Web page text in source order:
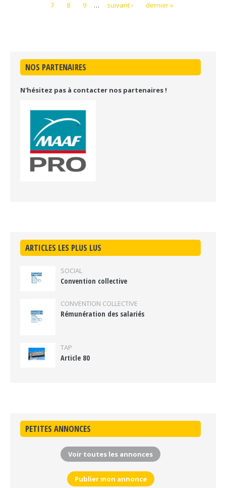
7 8 9 … suivant › dernier »
NOS PARTENAIRES
N'hésitez pas à contacter nos partenaires !
ARTICLES LES PLUS LUS
SOCIAL
Convention collective
CONVENTION COLLECTIVE
Rémunération des salariés
TAP
Article 80
PETITES ANNONCES
Voir toutes les annonces
Publier mon annonce